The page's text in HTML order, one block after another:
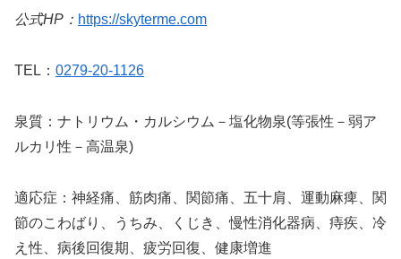
公式HP： https://skyterme.com
TEL： 0279-20-1126
泉質：ナトリウム・カルシウム－塩化物泉(等張性－弱ア
ルカリ性－高温泉)
適応症：神経痛、筋肉痛、関節痛、五十肩、運動麻痺、関
節のこわばり、うちみ、くじき、慢性消化器病、痔疾、冷
え性、病後回復期、疲労回復、健康増進